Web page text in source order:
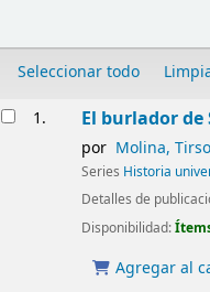
Seleccionar todo
Resultados
1. El burlador
por Molina,
Series Historia
Detalles de
Disponibilidad:
Agregar al